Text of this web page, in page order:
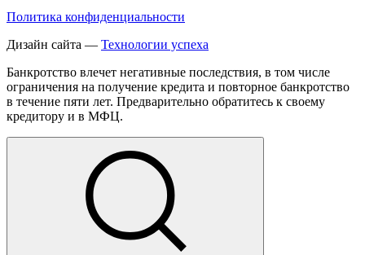
Политика конфиденциальности
Дизайн сайта — Технологии успеха
Банкротство влечет негативные последствия, в том числе
ограничения на получение кредита и повторное банкротство
в течение пяти лет. Предварительно обратитесь к своему
кредитору и в МФЦ.